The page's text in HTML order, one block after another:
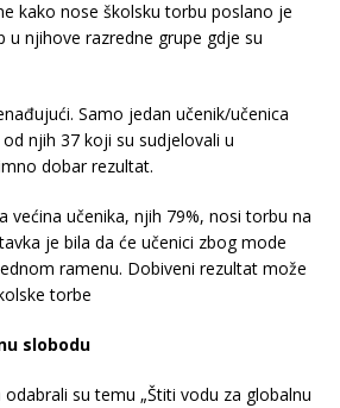
kako nose školsku torbu poslano je
u njihove razredne grupe gdje su
Samo jedan učenik/učenica
njih 37 koji su sudjelovali u
dobar rezultat.
većina učenika, njih 79%, nosi torbu na
je bila da će učenici zbog mode
ramenu. Dobiveni rezultat može
torbe
slobodu
su temu „Štiti vodu za globalnu